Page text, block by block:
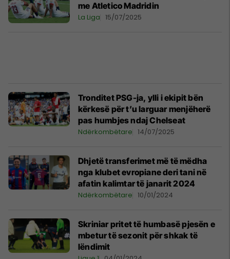
me Atletico Madridin
La Liga 15/07/2025
Tronditet PSG-ja, ylli i ekipit bën
kërkesë për t’u larguar menjëherë
pas humbjes ndaj Chelseat
Ndërkombëtare 14/07/2025
Dhjetë transferimet më të mëdha
nga klubet evropiane deri tani në
afatin kalimtar të janarit 2024
Ndërkombëtare 10/01/2024
Skriniar pritet të humbasë pjesën e
mbetur të sezonit për shkak të
lëndimit